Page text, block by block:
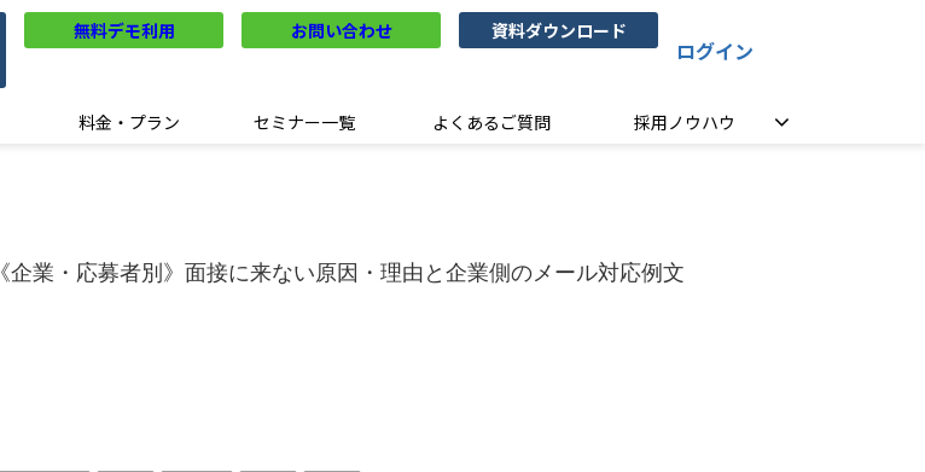
無料デモ利用 お問い合わせ 資料ダウンロード
ログイン
料金・プラン セミナー一覧 よくあるご質問 採用ノウハウ
《企業・応募者別》面接に来ない原因・理由と企業側のメール対応例文